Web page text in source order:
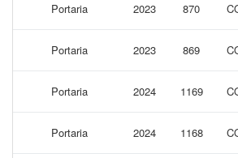
Portaria 2023 870
Portaria 2023 869
Portaria 2024 1169
Portaria 2024 1168